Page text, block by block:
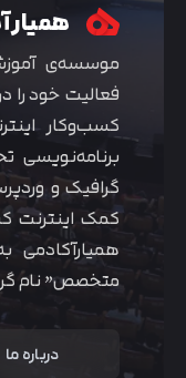
همیار
فعالیت خود را
کسب‌و‌کار
گرافیک و
کمک اینترنت
همیارآکادمی
متخصص” نام
درباره ما